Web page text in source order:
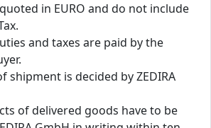
in EURO and do not include
and taxes are paid by the
shipment is decided by ZEDIRA
of delivered goods have to be